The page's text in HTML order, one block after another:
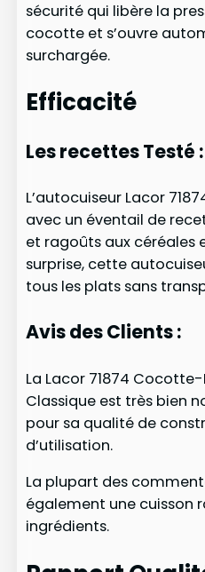
sécurité qui libère la
cocotte et s’ouvre
surchargée.
Efficacité
Les recettes Testé :
L’autocuiseur Lacor
avec un éventail de
et ragoûts aux céréales
surprise, cette
tous les plats sans
Avis des Clients :
La Lacor 71874
Classique est très bien
pour sa qualité de
d’utilisation.
La plupart des
également une cuisson
ingrédients.